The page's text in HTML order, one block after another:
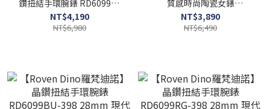
鑽扭結手環腕錶 RD6099G-
398 28mm 現代鐘錶
NT$4,190
NT$6,980
質感時尚陶瓷女錶
RD6091RG-358 30mm 現
代鐘錶
NT$3,890
NT$6,490